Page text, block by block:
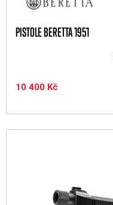
PISTOLE BERETTA 1951
10 400 Kč